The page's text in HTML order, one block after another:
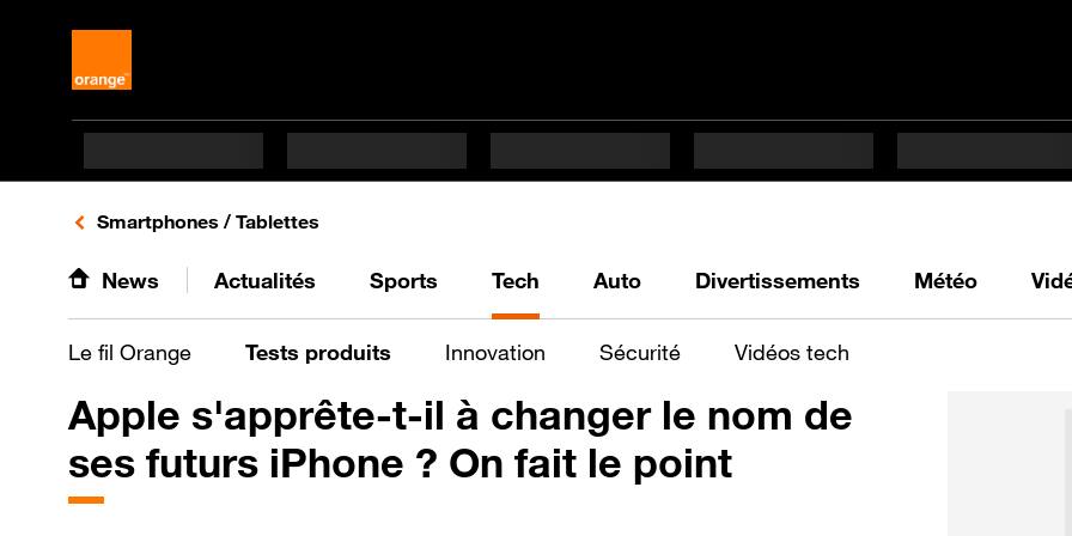
Retours vers le listing d'articles de la catégorie
Smartphones / Tablettes
News Actualités Sports Tech Auto Divertissements Météo
Le fil Orange Tests produits Innovation Sécurité Vidéos tech
Apple s'apprête-t-il à changer le nom de
ses futurs iPhone ? On fait le point